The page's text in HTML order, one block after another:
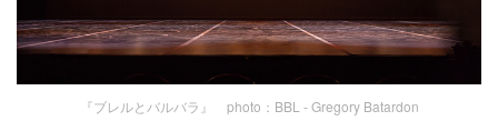
『ブレルとバルバラ』 photo：BBL - Gregory Batardon